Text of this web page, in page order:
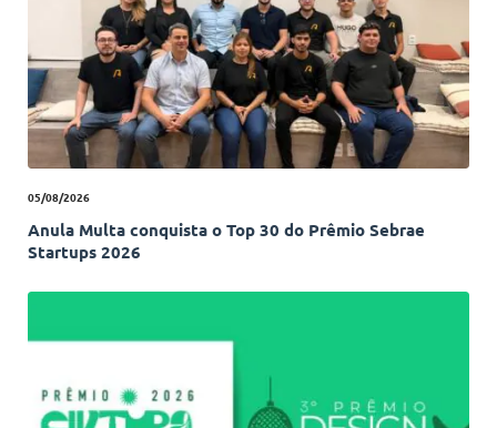
05/08/2026
Anula Multa conquista o Top 30 do Prêmio Sebrae
Startups 2026